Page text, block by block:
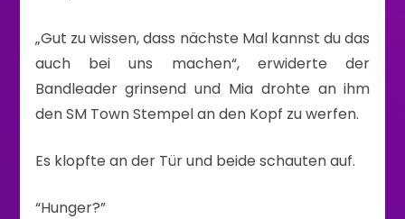
„Gut zu wissen, dass nächste Mal kannst du das
auch bei uns machen“, erwiderte der
Bandleader grinsend und Mia drohte an ihm
den SM Town Stempel an den Kopf zu werfen.
Es klopfte an der Tür und beide schauten auf.
“Hunger?”